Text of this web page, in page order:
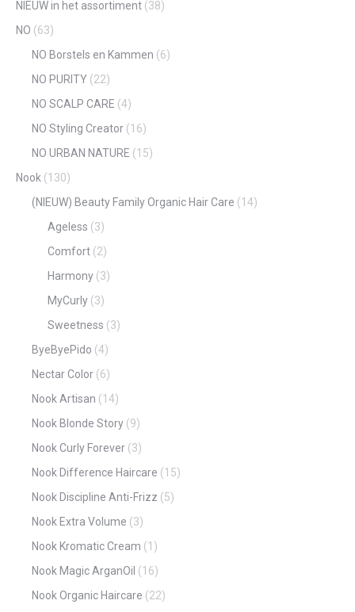
NIEUW in het assortiment (38)
NO (63)
NO Borstels en Kammen (6)
NO PURITY (22)
NO SCALP CARE (4)
NO Styling Creator (16)
NO URBAN NATURE (15)
Nook (130)
(NIEUW) Beauty Family Organic Hair Care (14)
Ageless (3)
Comfort (2)
Harmony (3)
MyCurly (3)
Sweetness (3)
ByeByePido (4)
Nectar Color (6)
Nook Artisan (14)
Nook Blonde Story (9)
Nook Curly Forever (3)
Nook Difference Haircare (15)
Nook Discipline Anti-Frizz (5)
Nook Extra Volume (3)
Nook Kromatic Cream (1)
Nook Magic ArganOil (16)
Nook Organic Haircare (22)